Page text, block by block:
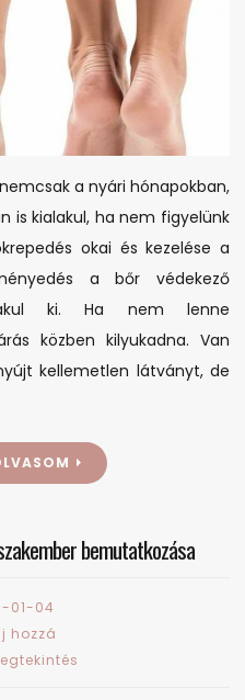
a nyári hónapokban,
is kialakul, ha nem figyelünk
okai és kezelése a
a bőr védekező
ki. Ha nem lenne
közben kilyukadna. Van
kellemetlen látványt, de
bemutatkozása
01-04
hozzá
Kedves